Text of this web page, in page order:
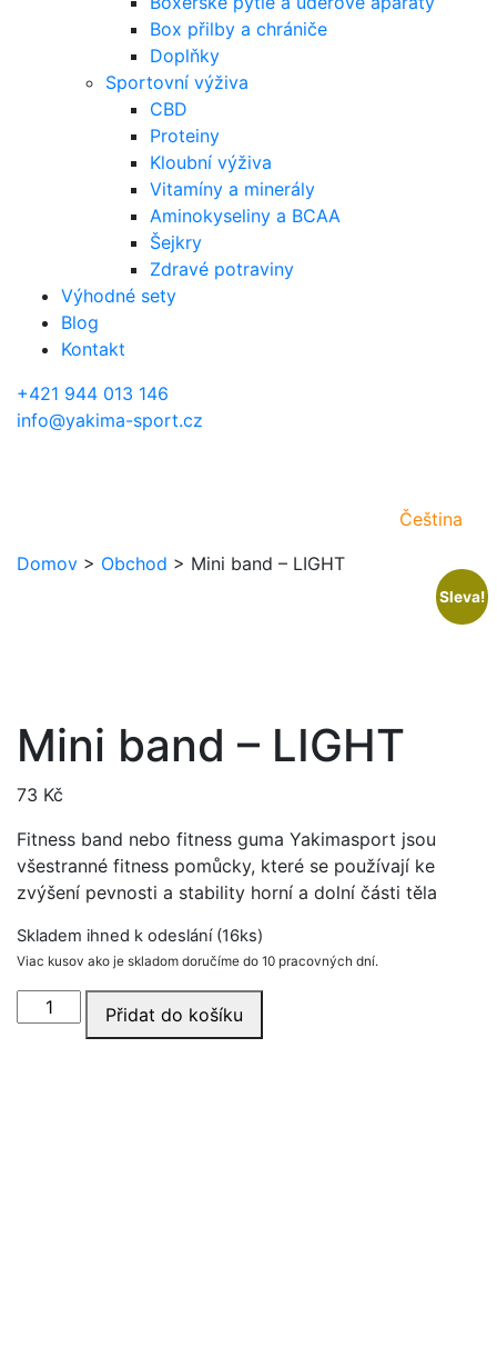
Box přilby a chrániče
Doplňky
Sportovní výživa
CBD
Proteiny
Kloubní výživa
Vitamíny a minerály
Aminokyseliny a BCAA
Šejkry
Zdravé potraviny
Výhodné sety
Blog
Kontakt
+421 944 013 146
info@yakima-sport.cz
Čeština
Domov > Obchod > Mini band – LIGHT
Mini band – LIGHT
73 Kč
Fitness band nebo fitness guma Yakimasport jsou
všestranné fitness pomůcky, které se používají ke
zvýšení pevnosti a stability horní a dolní části těla
Skladem ihned k odeslání (16ks)
Viac kusov ako je skladom doručíme do 10 pracovných dní.
Mini
band
Přidat do košíku
Sleva!